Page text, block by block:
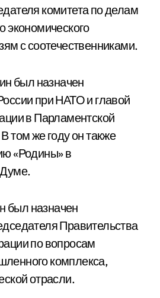
комитета по делам
экономического
с соотечественниками.
был назначен
при НАТО и главой
в Парламентской
том же году он также
«Родины» в
был назначен
Правительства
по вопросам
комплекса,
отрасли.